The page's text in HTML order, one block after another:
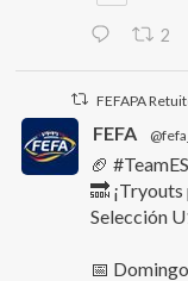
2
FEFAPA
FEFA
🏈
🔜
Selección
📅